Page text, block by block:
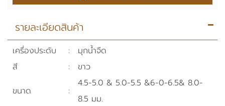
รายละเอียดสินค้า
เครื่องประดับ :
มุกน้ำจืด
สี
:
ขาว
ขนาด
:
4.5-5.0 & 5.0-5.5 &6-0-6.5& 8.0-
8.5 มม.